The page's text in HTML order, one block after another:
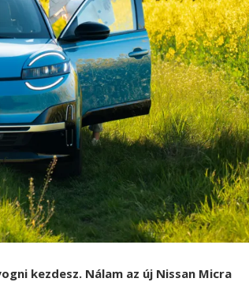
kezdesz. Nálam az új Nissan Micra